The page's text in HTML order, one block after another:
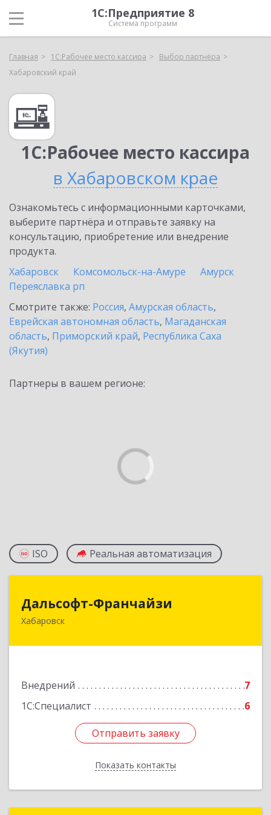
1С:Предприятие 8
Система программ
Главная 1С:Рабочее место кассира
Выбор партнёра
Хабаровский край
1С:Рабочее место кассира
в Хабаровском крае
Ознакомьтесь с информационными карточками,
выберите партнёра и отправьте заявку на
консультацию, приобретение или внедрение
продукта.
Хабаровск
Комсомольск-на-Амуре
Амурск
Переяславка рп
Смотрите также: Россия, Амурская область,
Еврейская автономная область, Магаданская
область, Приморский край, Республика Саха
(Якутия)
Партнеры в вашем регионе:
ISO Реальная автоматизация
Дальсофт-Франчайзи
Хабаровск
Внедрений
7
1С:Специалист
6
Отправить заявку
Показать контакты
Дальсофт-Франчайзи
680017, Хабаровский край, Хабаровск г,
Отправить заявку
Назад